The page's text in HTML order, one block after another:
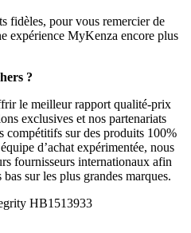
fidèles, pour vous remercier de
expérience MyKenza encore plus
?
le meilleur rapport qualité-prix
exclusives et nos partenariats
compétitifs sur des produits 100%
d’achat expérimentée, nous
fournisseurs internationaux afin
sur les plus grandes marques.
HB1513933